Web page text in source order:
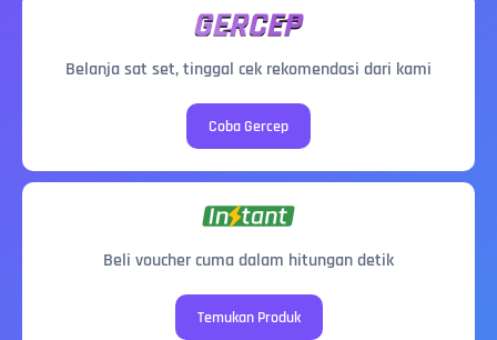
Belanja sat set, tinggal cek rekomendasi dari kami
Coba Gercep
Beli voucher cuma dalam hitungan detik
Temukan Produk